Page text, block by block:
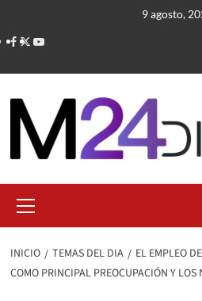
contenido
9 agosto,
primario
INICIO TEMAS DEL DIA
EL EMPLEO
COMO PRINCIPAL PREOCUPACIÓN Y LOS